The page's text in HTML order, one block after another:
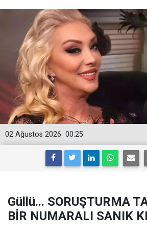
00:25
02 Ağustos 2026
Güllü... SORUŞTURMA
BİR NUMARALI SANIK